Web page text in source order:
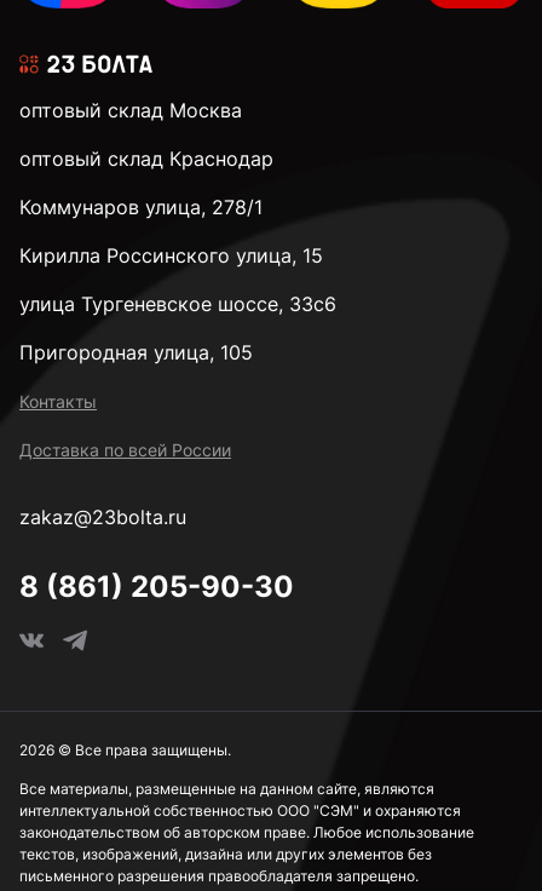
оптовый склад Москва
оптовый склад Краснодар
Коммунаров улица, 278/1
Кирилла Россинского улица, 15
улица Тургеневское шоссе, 33с6
Пригородная улица, 105
Контакты
Доставка по всей России
zakaz@23bolta.ru
8 (861) 205-90-30
Все материалы, размещенные на данном сайте, являются
интеллектуальной собственностью ООО "СЭМ" и охраняются
законодательством об авторском праве. Любое использование
текстов, изображений, дизайна или других элементов без
письменного разрешения правообладателя запрещено.
2026 © Все права защищены.